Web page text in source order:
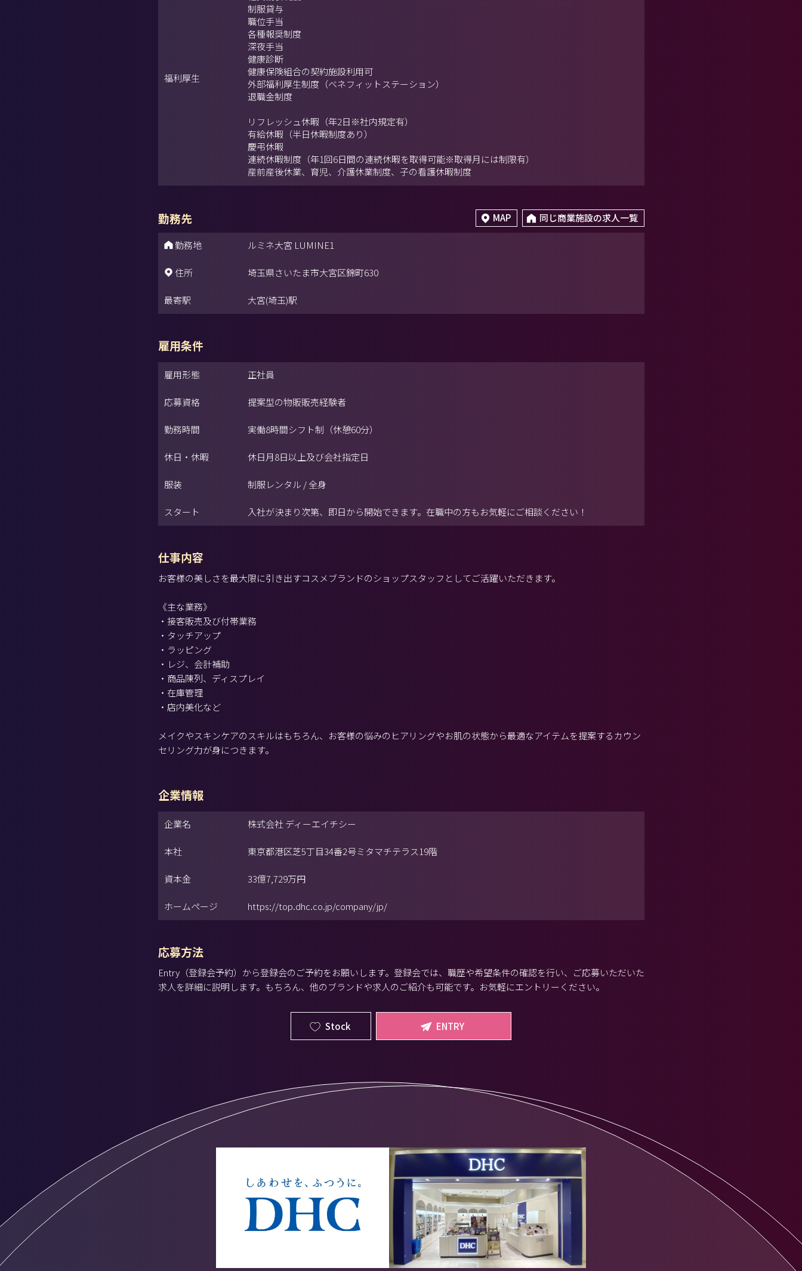
福利厚生
制服貸与
職位手当
各種報奨制度
深夜手当
健康診断
健康保険組合の契約施設利用可
外部福利厚生制度（ベネフィットステーション）
退職金制度
リフレッシュ休暇（年2日※社内規定有）
有給休暇（半日休暇制度あり）
慶弔休暇
連続休暇制度（年1回6日間の連続休暇を取得可能※取得月には制限有）
産前産後休業、育児、介護休業制度、子の看護休暇制度
勤務先 MAP 同じ商業施設の求人一覧
勤務地 ルミネ大宮 LUMINE1
住所 埼玉県さいたま市大宮区錦町630
最寄駅 大宮(埼玉)駅
雇用条件
雇用形態 正社員
応募資格 提案型の物販販売経験者
勤務時間 実働8時間シフト制（休憩60分）
休日・休暇 休日月8日以上及び会社指定日
服装 制服レンタル / 全身
スタート 入社が決まり次第、即日から開始できます。在職中の方もお気軽にご相談ください！
仕事内容
お客様の美しさを最大限に引き出すコスメブランドのショップスタッフとしてご活躍いただきます。
《主な業務》
・接客販売及び付帯業務
・タッチアップ
・ラッピング
・レジ、会計補助
・商品陳列、ディスプレイ
・在庫管理
・店内美化など
メイクやスキンケアのスキルはもちろん、お客様の悩みのヒアリングやお肌の状態から最適なアイテムを提案するカウン
セリング力が身につきます。
企業情報
企業名 株式会社 ディーエイチシー
本社 東京都港区芝5丁目34番2号ミタマチテラス19階
資本金 33億7,729万円
ホームページ https://top.dhc.co.jp/company/jp/
応募方法
Entry（登録会予約）から登録会のご予約をお願いします。登録会では、職歴や希望条件の確認を行い、ご応募いただいた
求人を詳細に説明します。もちろん、他のブランドや求人のご紹介も可能です。お気軽にエントリーください。
Stock ENTRY